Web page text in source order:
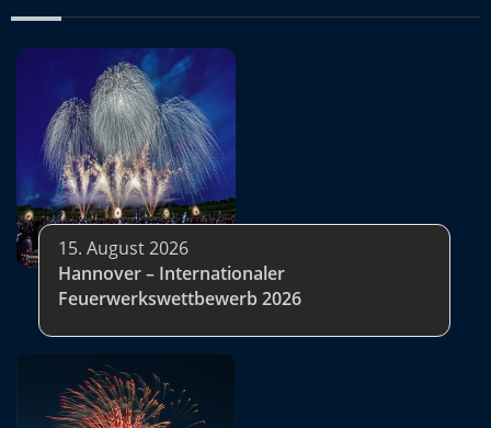
15. August 2026
Hannover – Internationaler
Feuerwerkswettbewerb 2026